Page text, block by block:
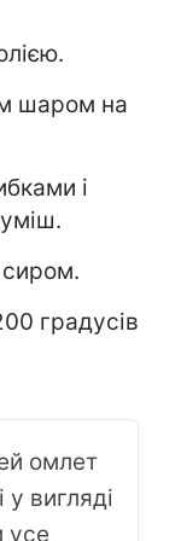
шаром на
і
градусів
омлет
вигляді
усе